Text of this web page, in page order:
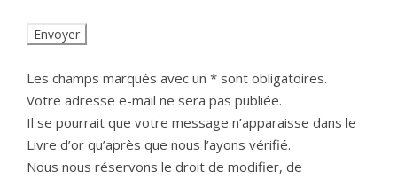
Les champs marqués avec un * sont obligatoires.
Votre adresse e-mail ne sera pas publiée.
Il se pourrait que votre message n’apparaisse dans le
Livre d’or qu’après que nous l’ayons vérifié.
Nous nous réservons le droit de modifier, de